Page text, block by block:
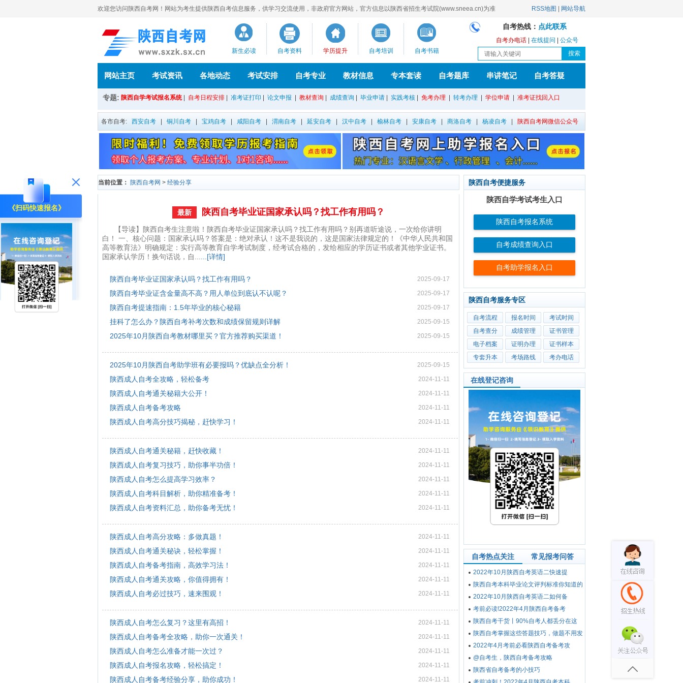
欢迎您访问陕西自考网！网站为考生提供陕西自考信息服务，供学习交流使用，非政府官方网站，官方信息以陕西省招生考试院(www.sneea.cn)为准 RSS地图 网站导航
新生必读 自考资料 学历提升 自考培训 自考书籍
自考热线： 点此联系
自考办电话 在线提问 公众号
网站主页 考试资讯 各地动态 考试安排 自考专业 教材信息 专本套读 自考题库 串讲笔记 自考答疑
专题: 陕西自学考试报名系统 自考日程安排 准考证打印 论文申报 教材查询 成绩查询 毕业申请 实践考核 免考办理 转考办理 学位申请 准考证找回入口
各市自考: 西安自考 铜川自考 宝鸡自考 咸阳自考 渭南自考 延安自考 汉中自考 榆林自考 安康自考 商洛自考 杨凌自考 陕西自考网微信公众号
当前位置： 陕西自考网 > 经验分享
最新 陕西自考毕业证国家承认吗？找工作有用吗？
【导读】陕西自考生注意啦！陕西自考毕业证国家承认吗？找工作有用吗？别再道听途说，一次给你讲明
白！ 一、核心问题：国家承认吗？答案是：绝对承认！这不是我说的，这是国家法律规定的！《中华人民共和国
高等教育法》明确规定：实行高等教育自学考试制度，经考试合格的，发给相应的学历证书或者其他学业证书。
国家承认学历！换句话说，自...
...[详情]
陕西自考毕业证国家承认吗？找工作有用吗？ 2025-09-17
陕西自考毕业证含金量高不高？用人单位到底认不认呢？ 2025-09-17
陕西自考提速指南：1.5年毕业的核心秘籍 2025-09-17
挂科了怎么办？陕西自考补考次数和成绩保留规则详解 2025-09-15
2025年10月陕西自考教材哪里买？官方推荐购买渠道！ 2025-09-15
2025年10月陕西自考助学班有必要报吗？优缺点全分析！ 2025-09-15
陕西成人自考全攻略，轻松备考 2024-11-11
陕西成人自考通关秘籍大公开！ 2024-11-11
陕西成人自考备考攻略 2024-11-11
陕西成人自考高分技巧揭秘，赶快学习！ 2024-11-11
陕西成人自考通关秘籍，赶快收藏！ 2024-11-11
陕西成人自考复习技巧，助你事半功倍！ 2024-11-11
陕西成人自考怎么提高学习效率？ 2024-11-11
陕西成人自考科目解析，助你精准备考！ 2024-11-11
陕西成人自考资料汇总，助你备考无忧！ 2024-11-11
陕西成人自考高分攻略：多做真题！ 2024-11-11
陕西成人自考通关秘诀，轻松掌握！ 2024-11-11
陕西成人自考备考指南，高效学习法！ 2024-11-11
陕西成人自考通关攻略，你值得拥有！ 2024-11-11
陕西成人自考必过技巧，速来围观！ 2024-11-11
陕西成人自考怎么复习？这里有高招！ 2024-11-11
陕西成人自考备考全攻略，助你一次通关！ 2024-11-11
陕西成人自考怎么准备才能一次过？ 2024-11-11
陕西成人自考报名攻略，轻松搞定！ 2024-11-11
陕西成人自考备考经验分享，助你成功！ 2024-11-11
陕西自考便捷服务
陕西自学考试考生入口
陕西自考报名系统
自考成绩查询入口
自考助学报名入口
陕西自考服务专区
自考流程 报名时间
考试时间
自考查分
成绩管理
证书管理
电子档案
证明办理
证书样本
专套升本
考场路线 考办电话
在线登记咨询
自考热点关注 常见报考问答
2022年10月陕西自考英语二快速提
陕西自考本科毕业论文评判标准你知道的
2022年10月陕西自考英语二如何备
考前必读!2022年4月陕西自考备考
陕西自考干货丨90%自考人都丢分在这
陕西自考掌握这些答题技巧，做题不用发
2022年4月考前必看陕西自考备考攻
@自考生，陕西自考备考攻略
陕西省自考备考的小技巧
《扫码快速报名》